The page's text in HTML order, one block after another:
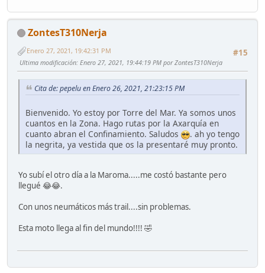
ZontesT310Nerja
#15
Enero 27, 2021, 19:42:31 PM
Ultima modificación: Enero 27, 2021, 19:44:19 PM por ZontesT310Nerja
Cita de: pepelu en Enero 26, 2021, 21:23:15 PM
Bienvenido. Yo estoy por Torre del Mar. Ya somos unos
cuantos en la Zona. Hago rutas por la Axarquía en
cuanto abran el Confinamiento. Saludos
. ah yo tengo
la negrita, ya vestida que os la presentaré muy pronto.
Yo subí el otro día a la Maroma.....me costó bastante pero
llegué 😂😂.
Con unos neumáticos más trail....sin problemas.
Esta moto llega al fin del mundo!!!! 🤣